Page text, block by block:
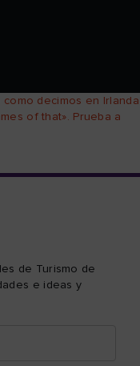
como decimos en Irlanda
of that». Prueba a
de Turismo de
e ideas y